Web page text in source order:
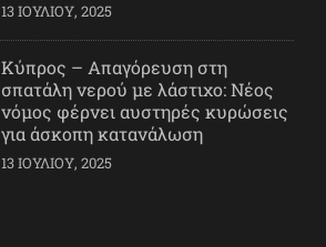
13 ΙΟΥΛΊΟΥ, 2025
Κύπρος – Απαγόρευση στη
σπατάλη νερού με λάστιχο: Νέος
νόμος φέρνει αυστηρές κυρώσεις
για άσκοπη κατανάλωση
13 ΙΟΥΛΊΟΥ, 2025